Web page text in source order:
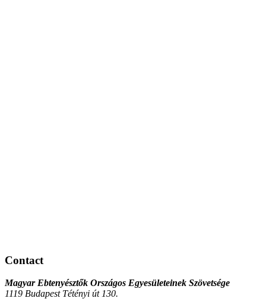
Contact
Magyar Ebtenyésztők Országos Egyesületeinek Szövetsége
1119 Budapest Tétényi út 130.